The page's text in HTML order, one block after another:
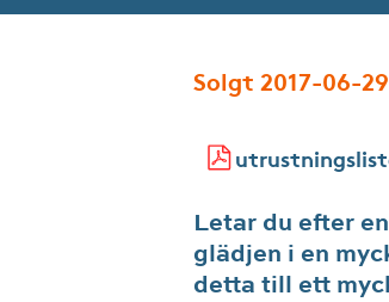
Solgt 2017-06-29
Letar du efter
glädjen i en
detta till ett